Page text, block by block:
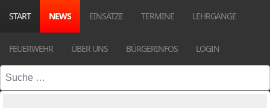
START NEWS EINSÄTZE TERMINE LEHRGÄNGE
FEUERWEHR ÜBER UNS BÜRGERINFOS LOGIN
Suchen